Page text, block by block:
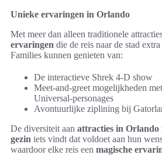
Unieke ervaringen in Orlando
Met meer dan alleen traditionele
ervaringen die de reis naar de stad
Families kunnen genieten van:
De interactieve Shrek 4-D show
Meet-and-greet mogelijkheden
Universal-personages
Avontuurlijke ziplining bij
De diversiteit aan attracties in Orlando
gezin iets vindt dat voldoet aan hun
waardoor elke reis een magische